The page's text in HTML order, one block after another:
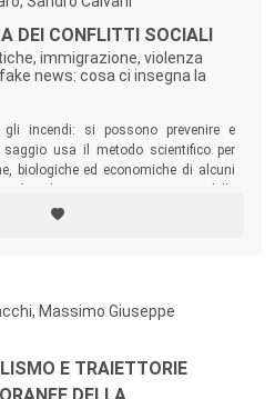
DEI CONFLITTI SOCIALI
immigrazione, violenza
news: cosa ci insegna la
incendi: si possono prevenire e
saggio usa il metodo scientifico per
biologiche ed economiche di alcuni
che va a toccare alcuni dei nervi
Massimo Giuseppe
E TRAIETTORIE
DELLA